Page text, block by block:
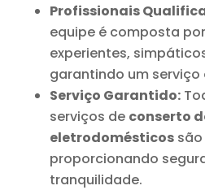
Profissionais
equipe é composta
experientes,
garantindo um
Serviço Garantido:
serviços de conserto
eletrodomésticossão
proporcionando
tranquilidade.